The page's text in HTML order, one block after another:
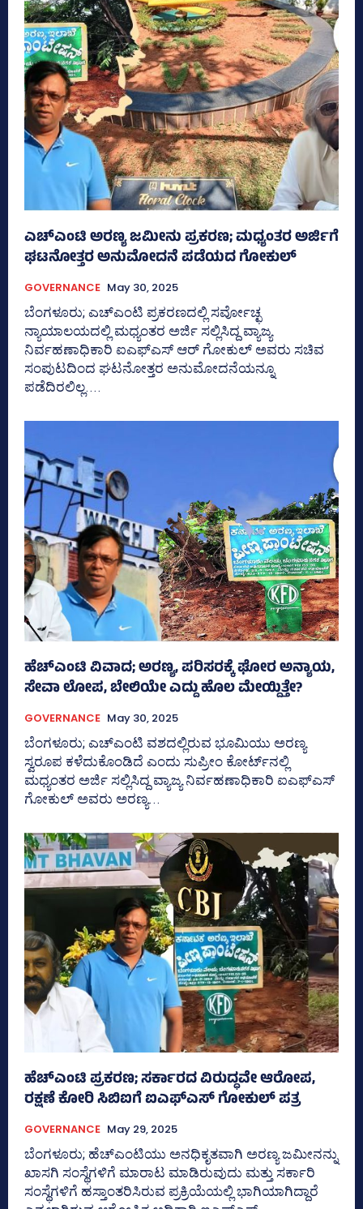
ಎಚ್‌ಎಂಟಿ ಅರಣ್ಯ ಜಮೀನು ಪ್ರಕರಣ; ಮಧ್ಯಂತರ ಅರ್ಜಿಗೆ
ಘಟನೋತ್ತರ ಅನುಮೋದನೆ ಪಡೆಯದ ಗೋಕುಲ್‌
GOVERNANCE May 30, 2025
ಬೆಂಗಳೂರು; ಎಚ್‌ಎಂಟಿ ಪ್ರಕರಣದಲ್ಲಿ ಸರ್ವೋಚ್ಛ
ನ್ಯಾಯಾಲಯದಲ್ಲಿ ಮಧ್ಯಂತರ ಅರ್ಜಿ ಸಲ್ಲಿಸಿದ್ದ ವ್ಯಾಜ್ಯ
ನಿರ್ವಹಣಾಧಿಕಾರಿ ಐಎಫ್‌ಎಸ್‌ ಆರ್‍‌ ಗೋಕುಲ್‌ ಅವರು ಸಚಿವ
ಸಂಪುಟದಿಂದ ಘಟನೋತ್ತರ ಅನುಮೋದನೆಯನ್ನೂ
ಪಡೆದಿರಲಿಲ್ಲ....
ಹೆಚ್‌ಎಂಟಿ ವಿವಾದ; ಅರಣ್ಯ, ಪರಿಸರಕ್ಕೆ ಘೋರ ಅನ್ಯಾಯ,
ಸೇವಾ ಲೋಪ, ಬೇಲಿಯೇ ಎದ್ದು ಹೊಲ ಮೇಯ್ದಿತ್ತೇ?
GOVERNANCE May 30, 2025
ಬೆಂಗಳೂರು; ಎಚ್‌ಎಂಟಿ ವಶದಲ್ಲಿರುವ ಭೂಮಿಯು ಅರಣ್ಯ
ಸ್ವರೂಪ ಕಳೆದುಕೊಂಡಿದೆ ಎಂದು ಸುಪ್ರೀಂ ಕೋರ್ಟ್‌ನಲ್ಲಿ
ಮಧ್ಯಂತರ ಅರ್ಜಿ ಸಲ್ಲಿಸಿದ್ದ ವ್ಯಾಜ್ಯ ನಿರ್ವಹಣಾಧಿಕಾರಿ ಐಎಫ್‌ಎಸ್‌
ಗೋಕುಲ್‌ ಅವರು ಅರಣ್ಯ...
ಹೆಚ್‌ಎಂಟಿ ಪ್ರಕರಣ; ಸರ್ಕಾರದ ವಿರುದ್ಧವೇ ಆರೋಪ,
ರಕ್ಷಣೆ ಕೋರಿ ಸಿಬಿಐಗೆ ಐಎಫ್‌ಎಸ್‌ ಗೋಕುಲ್‌ ಪತ್ರ
GOVERNANCE May 29, 2025
ಬೆಂಗಳೂರು; ಹೆಚ್‌ಎಂಟಿಯು ಅನಧಿಕೃತವಾಗಿ ಅರಣ್ಯ ಜಮೀನನ್ನು
ಖಾಸಗಿ ಸಂಸ್ಥೆಗಳಿಗೆ ಮಾರಾಟ ಮಾಡಿರುವುದು ಮತ್ತು ಸರ್ಕಾರಿ
ಸಂಸ್ಥೆಗಳಿಗೆ ಹಸ್ತಾಂತರಿಸಿರುವ ಪ್ರಕ್ರಿಯೆಯಲ್ಲಿ ಭಾಗಿಯಾಗಿದ್ದಾರೆ